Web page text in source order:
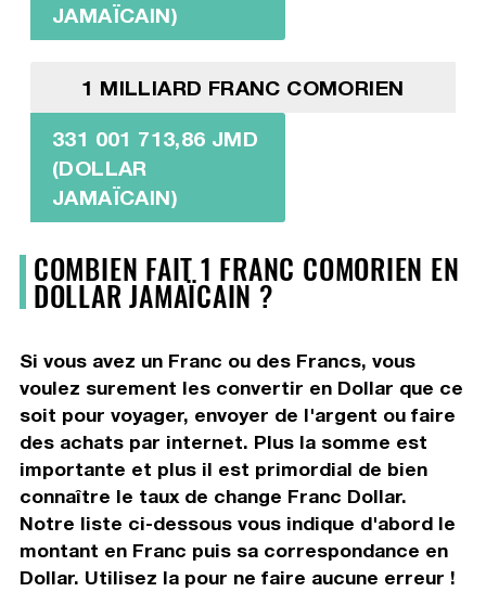
JAMAÏCAIN)
1 MILLIARD FRANC COMORIEN
331 001 713,86 JMD
(DOLLAR
JAMAÏCAIN)
COMBIEN FAIT 1 FRANC COMORIEN EN
DOLLAR JAMAÏCAIN ?
Si vous avez un Franc ou des Francs, vous
voulez surement les convertir en Dollar que ce
soit pour voyager, envoyer de l'argent ou faire
des achats par internet. Plus la somme est
importante et plus il est primordial de bien
connaître le taux de change Franc Dollar.
Notre liste ci-dessous vous indique d'abord le
montant en Franc puis sa correspondance en
Dollar. Utilisez la pour ne faire aucune erreur !